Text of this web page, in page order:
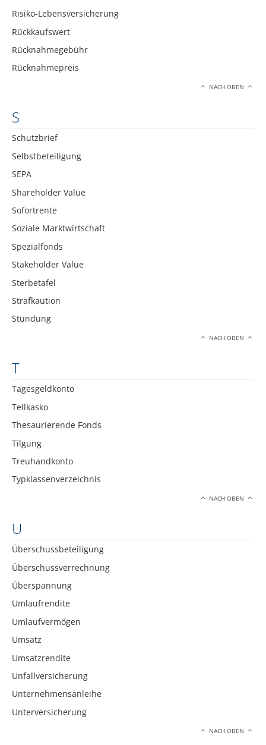
Risiko-Lebensversicherung
Rückkaufswert
Rücknahmegebühr
Rücknahmepreis
NACH OBEN
S
Schutzbrief
Selbstbeteiligung
SEPA
Shareholder Value
Sofortrente
Soziale Marktwirtschaft
Spezialfonds
Stakeholder Value
Sterbetafel
Strafkaution
Stundung
NACH OBEN
T
Tagesgeldkonto
Teilkasko
Thesaurierende Fonds
Tilgung
Treuhandkonto
Typklassenverzeichnis
NACH OBEN
U
Überschussbeteiligung
Überschussverrechnung
Überspannung
Umlaufrendite
Umlaufvermögen
Umsatz
Umsatzrendite
Unfallversicherung
Unternehmensanleihe
Unterversicherung
NACH OBEN